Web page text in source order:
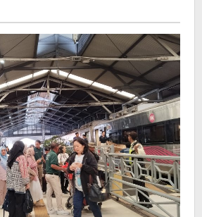
23
Ribu
Lebih
Kursi
KA
Jarak
Jauh
per
Hari
Gagah
Saputra